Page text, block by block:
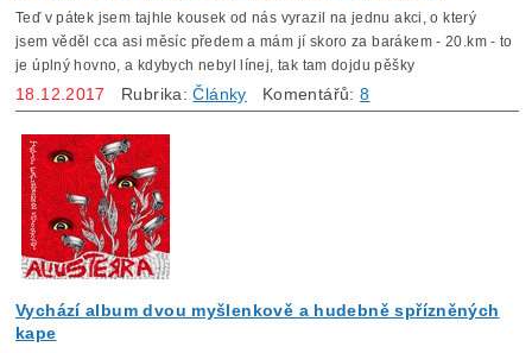
Teď v pátek jsem tajhle kousek od nás vyrazil na jednu akci, o který
jsem věděl cca asi měsíc předem a mám jí skoro za barákem - 20.km - to
je úplný hovno, a kdybych nebyl línej, tak tam dojdu pěšky
18.12.2017 Rubrika:Články Komentářů:8
Vychází album dvou myšlenkově a hudebně spřízněných
kape